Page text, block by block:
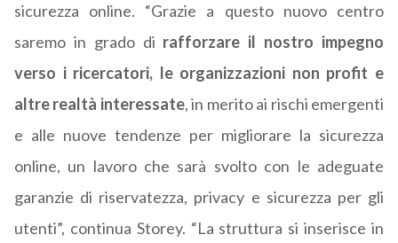
sicurezza online. “Grazie a questo nuovo centro
saremo in grado di rafforzare il nostro impegno
verso i ricercatori, le organizzazioni non profit e
altre realtà interessate, in merito ai rischi emergenti
e alle nuove tendenze per migliorare la sicurezza
online, un lavoro che sarà svolto con le adeguate
garanzie di riservatezza, privacy e sicurezza per gli
utenti”, continua Storey. “La struttura si inserisce in